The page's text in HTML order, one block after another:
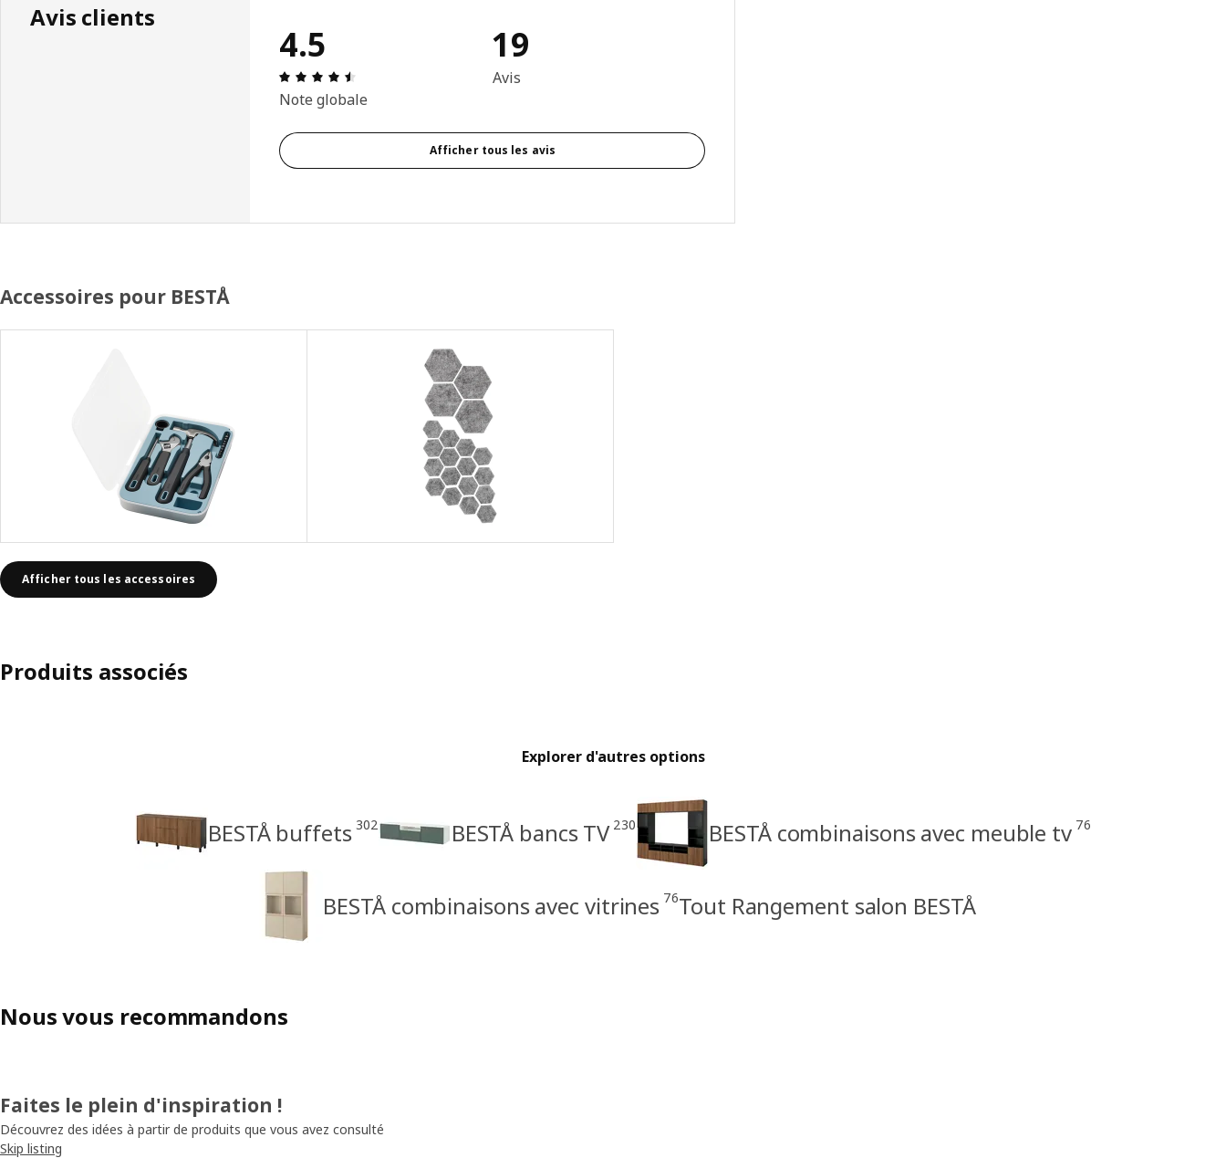
Avis clients
4.5
Avis: 4.5 sur 5 étoiles Nombre total d'avis: 19
Note globale
19
Avis
Afficher tous les avis
Accessoires pour BESTÅ
Afficher tous les accessoires
Produits associés
Explorer d'autres options
BESTÅ buffets 302 BESTÅ bancs TV 230 BESTÅ combinaisons avec meuble tv 76
BESTÅ combinaisons avec vitrines 76Tout Rangement salon BESTÅ
Nous vous recommandons
Faites le plein d'inspiration !
Découvrez des idées à partir de produits que vous avez consulté
Skip listing